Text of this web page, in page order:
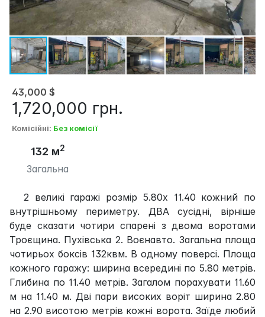
43,000 $
1,720,000 грн.
Комісійні: Без комісії
132 м2
Загальна
2 великі гаражі розмір 5.80х 11.40 кожний по
внутрішньому периметру. ДВА сусідні, вірніше
буде сказати чотири спарені з двома воротами
Троєщина. Пухівська 2. Воєнавто. Загальна площа
чотирьох боксів 132квм. В одному поверсі. Площа
кожного гаражу: ширина всередині по 5.80 метрів.
Глибина по 11.40 метрів. Загалом порахувати 11.60
м на 11.40 м. Дві пари високих воріт ширина 2.80
на 2.90 висотою метрів кожні ворота. Заїде любий